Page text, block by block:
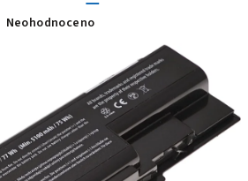
Průměrné
hvězdiček.
Neohodnoceno